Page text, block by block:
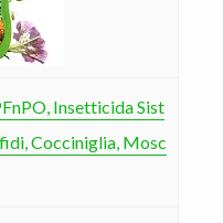
Insetticida Sist
Cocciniglia, Mosc